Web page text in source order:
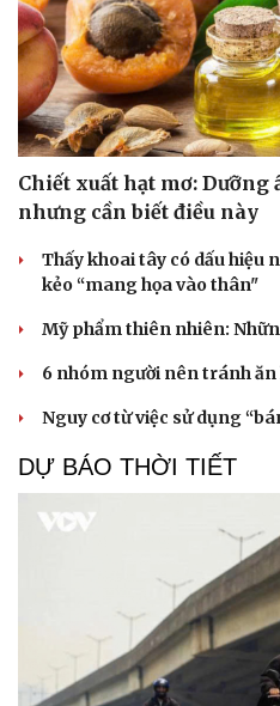
Chiết xuất hạt mơ: Dưỡng
nhưng cần biết điều này
Thấy khoai tây có dấu hiệu
kẻo “mang họa vào thân"
Mỹ phẩm thiên nhiên:
6 nhóm người nên tránh
Nguy cơ từ việc sử dụng
DỰ BÁO THỜI TIẾT